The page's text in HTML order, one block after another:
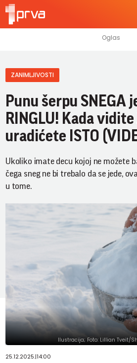
ZANIMLJIVOSTI
Punu šerpu SNEGA
RINGLU! Kada vidite
uradićete ISTO
Ukoliko imate decu kojoj ne možete
čega sneg ne bi trebalo da se jede,
u tome.
Ilustracija; Foto: Lillian Tveit/
25.12.2025.|14:00